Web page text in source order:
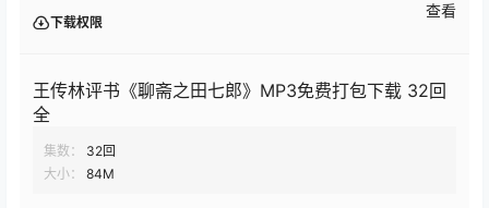
下载权限
查看
王传林评书《聊斋之田七郎》MP3免费打包下载 32回
全
集数：
32回
大小：
84M